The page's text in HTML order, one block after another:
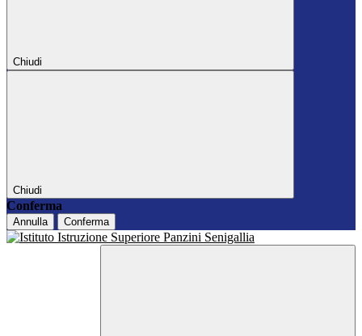
Chiudi
Chiudi
Conferma
Annulla Conferma